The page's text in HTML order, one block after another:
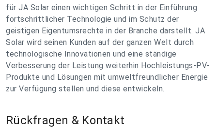
für JA Solar einen wichtigen Schritt in der Einführung
fortschrittlicher Technologie und im Schutz der
geistigen Eigentumsrechte in der Branche darstellt. JA
Solar wird seinen Kunden auf der ganzen Welt durch
technologische Innovationen und eine ständige
Verbesserung der Leistung weiterhin Hochleistungs-PV-
Produkte und Lösungen mit umweltfreundlicher Energie
zur Verfügung stellen und diese entwickeln.
Rückfragen & Kontakt